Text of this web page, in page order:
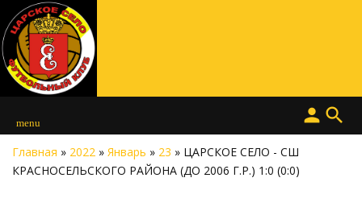
menu search
person
Главная » 2022 » Январь » 23 » ЦАРСКОЕ СЕЛО - СШ
КРАСНОСЕЛЬСКОГО РАЙОНА (ДО 2006 Г.Р.) 1:0 (0:0)